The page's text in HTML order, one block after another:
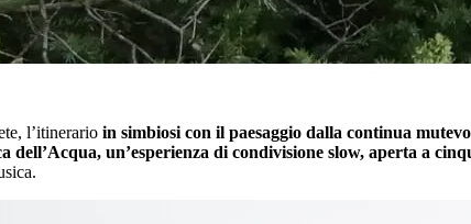
l’itinerario in simbiosi con il paesaggio dalla continua
dell’Acqua, un’esperienza di condivisione slow, aperta a